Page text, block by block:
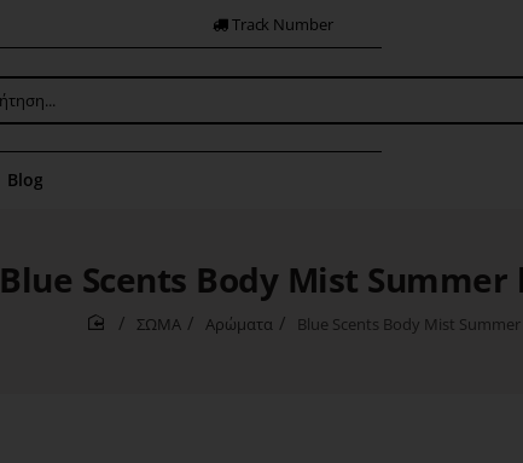
Track Number
Blog
Blue Scents Body Mist Summer
ΣΩΜΑ Αρώματα Blue Scents Body Mist